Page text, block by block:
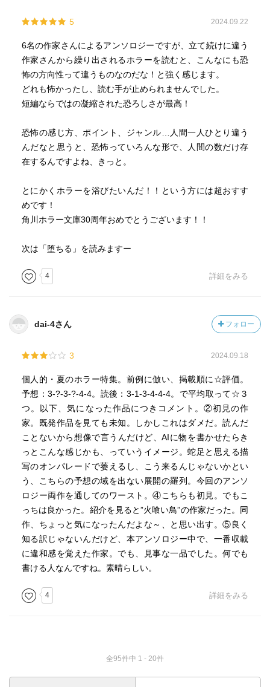
5 2024.09.22
6名の作家さんによるアンソロジーですが、立て続けに違う
作家さんから繰り出されるホラーを読むと、こんなにも恐
怖の方向性って違うものなのだな！と強く感じます。
どれも怖かったし、読む手が止められませんでした。
短編ならではの凝縮された恐ろしさが最高！
恐怖の感じ方、ポイント、ジャンル…人間一人ひとり違う
んだなと思うと、恐怖っていろんな形で、人間の数だけ存
在するんですよね、きっと。
とにかくホラーを浴びたいんだ！！という方には超おすす
めです！
角川ホラー文庫30周年おめでとうございます！！
次は「堕ちる」を読みますー
4 詳細をみる
dai-4さん フォロー
3 2024.09.18
個人的・夏のホラー特集。前例に倣い、掲載順に☆評価。
予想：3-?-3-?-4-4。読後：3-1-3-4-4-4。で平均取って☆３
つ。以下、気になった作品につきコメント。②初見の作
家。既発作品を見ても未知。しかしこれはダメだ。読んだ
ことないから想像で言うんだけど、AIに物を書かせたらき
っとこんな感じかも、っていうイメージ。蛇足と思える描
写のオンパレードで萎えるし、こう来るんじゃないかとい
う、こちらの予想の域を出ない展開の羅列。今回のアンソ
ロジー両作を通してのワースト。④こちらも初見。でもこ
っちは良かった。紹介を見ると”火喰い鳥”の作家だった。同
作、ちょっと気になったんだよな～、と思い出す。⑤良く
知る訳じゃないんだけど、本アンソロジー中で、一番収載
に違和感を覚えた作家。でも、見事な一品でした。何でも
書ける人なんですね。素晴らしい。
4 詳細をみる
全95件中 1 - 20件